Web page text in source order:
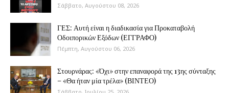
Σάββατο, Αυγούστου 08, 2026
ΓΕΣ: Αυτή είναι η διαδικασία για Προκαταβολή
Οδοιπορικών Εξόδων (ΕΓΓΡΑΦΟ)
Πέμπτη, Αυγούστου 06, 2026
Στουρνάρας: «Όχι» στην επαναφορά της 13ης σύνταξης
– «Θα ήταν μία τρέλα» (ΒΙΝΤΕΟ)